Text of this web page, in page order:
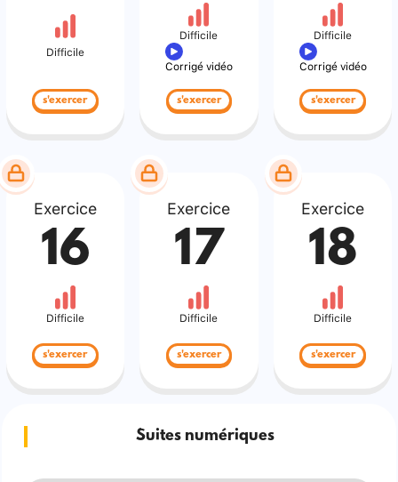
Difficile
s'exercer
Difficile
Corrigé vidéo
s'exercer
Difficile
Corrigé vidéo
s'exercer
Exercice
16
Difficile
s'exercer
Exercice
17
Difficile
s'exercer
Exercice
18
Difficile
s'exercer
Suites numériques